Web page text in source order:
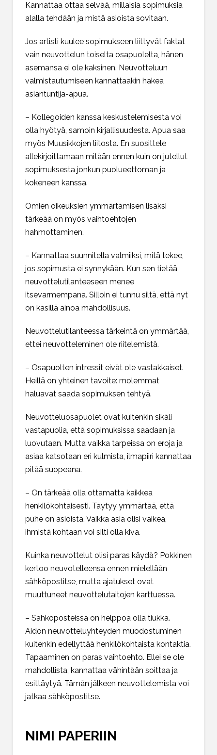
Kannattaa ottaa selvää, millaisia sopimuksia
alalla tehdään ja mistä asioista sovitaan.
Jos artisti kuulee sopimukseen liittyvät faktat
vain neuvottelun toiselta osapuolelta, hänen
asemansa ei ole kaksinen. Neuvotteluun
valmistautumiseen kannattaakin hakea
asiantuntija-apua.
– Kollegoiden kanssa keskustelemisesta voi
olla hyötyä, samoin kirjallisuudesta. Apua saa
myös Muusikkojen liitosta. En suosittele
allekirjoittamaan mitään ennen kuin on jutellut
sopimuksesta jonkun puolueettoman ja
kokeneen kanssa.
Omien oikeuksien ymmärtämisen lisäksi
tärkeää on myös vaihtoehtojen
hahmottaminen.
– Kannattaa suunnitella valmiiksi, mitä tekee,
jos sopimusta ei synnykään. Kun sen tietää,
neuvottelutilanteeseen menee
itsevarmempana. Silloin ei tunnu siltä, että nyt
on käsillä ainoa mahdollisuus.
Neuvottelutilanteessa tärkeintä on ymmärtää,
ettei neuvotteleminen ole riitelemistä.
– Osapuolten intressit eivät ole vastakkaiset.
Heillä on yhteinen tavoite: molemmat
haluavat saada sopimuksen tehtyä.
Neuvotteluosapuolet ovat kuitenkin sikäli
vastapuolia, että sopimuksissa saadaan ja
luovutaan. Mutta vaikka tarpeissa on eroja ja
asiaa katsotaan eri kulmista, ilmapiiri kannattaa
pitää suopeana.
– On tärkeää olla ottamatta kaikkea
henkilökohtaisesti. Täytyy ymmärtää, että
puhe on asioista. Vaikka asia olisi vaikea,
ihmistä kohtaan voi silti olla kiva.
Kuinka neuvottelut olisi paras käydä? Pokkinen
kertoo neuvotelleensa ennen mielellään
sähköpostitse, mutta ajatukset ovat
muuttuneet neuvottelutaitojen karttuessa.
– Sähköposteissa on helppoa olla tiukka.
Aidon neuvotteluyhteyden muodostuminen
kuitenkin edellyttää henkilökohtaista kontaktia.
Tapaaminen on paras vaihtoehto. Ellei se ole
mahdollista, kannattaa vähintään soittaa ja
esittäytyä. Tämän jälkeen neuvottelemista voi
jatkaa sähköpostitse.
NIMI PAPERIIN